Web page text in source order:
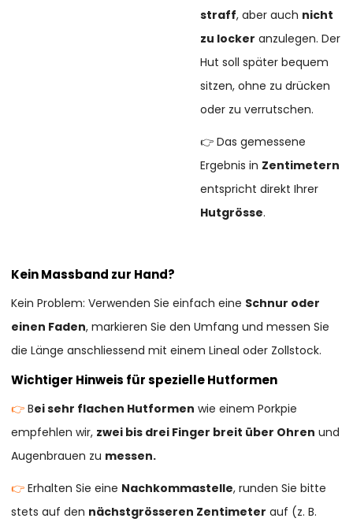
straff, aber auch nicht
zu locker anzulegen. Der
Hut soll später bequem
sitzen, ohne zu drücken
oder zu verrutschen.
👉 Das gemessene
Ergebnis in Zentimetern
entspricht direkt Ihrer
Hutgrösse.
Kein Massband zur Hand?
Kein Problem: Verwenden Sie einfach eine Schnur oder
einen Faden, markieren Sie den Umfang und messen Sie
die Länge anschliessend mit einem Lineal oder Zollstock.
Wichtiger Hinweis für spezielle Hutformen
👉Bei sehr flachen Hutformen wie einem Porkpie
empfehlen wir, zwei bis drei Finger breit über Ohren und
Augenbrauen zu messen.
👉Erhalten Sie eine Nachkommastelle, runden Sie bitte
stets auf den nächstgrösseren Zentimeter auf (z. B.